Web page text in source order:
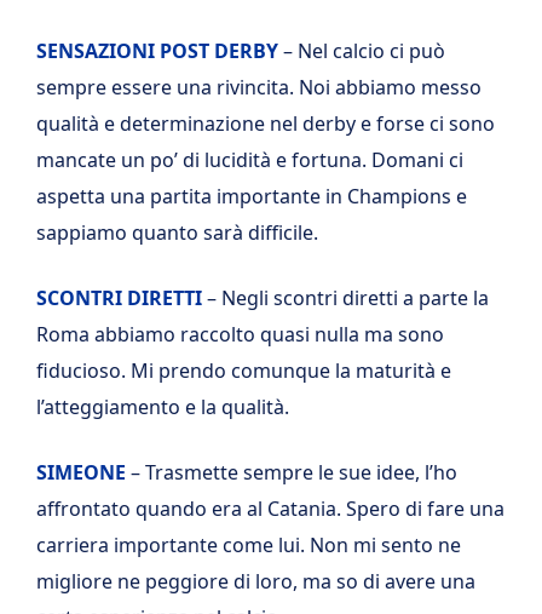
SENSAZIONI POST DERBY– Nel calcio ci può
sempre essere una rivincita. Noi abbiamo messo
qualità e determinazione nel derby e forse ci sono
mancate un po’ di lucidità e fortuna. Domani ci
aspetta una partita importante in Champions e
sappiamo quanto sarà difficile.
SCONTRI DIRETTI– Negli scontri diretti a parte la
Roma abbiamo raccolto quasi nulla ma sono
fiducioso. Mi prendo comunque la maturità e
l’atteggiamento e la qualità.
SIMEONE – Trasmette sempre le sue idee, l’ho
affrontato quando era al Catania. Spero di fare una
carriera importante come lui. Non mi sento ne
migliore ne peggiore di loro, ma so di avere una